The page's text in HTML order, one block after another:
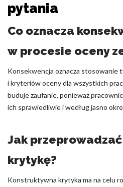
pytania
Co oznacza
w procesie oceny
Konsekwencja oznacza stosowanie
i kryteriów oceny dla wszystkich
buduje zaufanie, ponieważ
ich sprawiedliwie i według jasno
Jak
krytykę?
Konstruktywna krytyka ma na celu